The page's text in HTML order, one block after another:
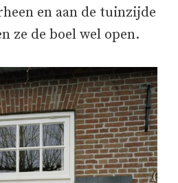
en aan de tuinzijde
ze de boel wel open.